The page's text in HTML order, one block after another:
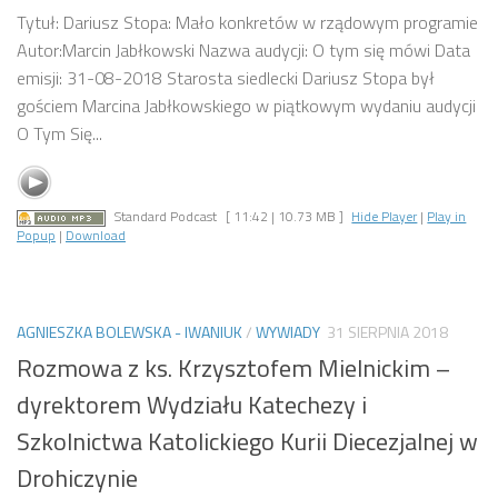
Tytuł: Dariusz Stopa: Mało konkretów w rządowym programie
Autor:Marcin Jabłkowski Nazwa audycji: O tym się mówi Data
emisji: 31-08-2018 Starosta siedlecki Dariusz Stopa był
gościem Marcina Jabłkowskiego w piątkowym wydaniu audycji
O Tym Się...
Standard Podcast [ 11:42 | 10.73 MB ] Hide Player | Play in
Popup | Download
AGNIESZKA BOLEWSKA - IWANIUK/WYWIADY 31 SIERPNIA 2018
Rozmowa z ks. Krzysztofem Mielnickim –
dyrektorem Wydziału Katechezy i
Szkolnictwa Katolickiego Kurii Diecezjalnej w
Drohiczynie